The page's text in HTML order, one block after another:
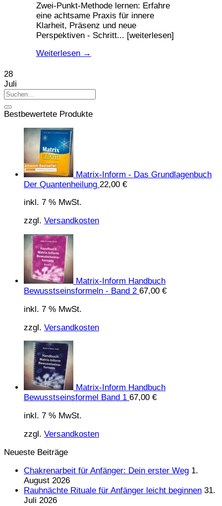
Zwei-Punkt-Methode lernen: Erfahre
eine achtsame Praxis für innere
Klarheit, Präsenz und neue
Perspektiven - Schritt... [weiterlesen]
Weiterlesen →
28
Juli
Bestbewertete Produkte
Matrix-Inform - Das Grundlagenbuch
Der Quantenheilung 22,00 €
inkl. 7 % MwSt.
zzgl. Versandkosten
Matrix-Inform Handbuch
Bewusstseinsformeln - Band 2 67,00 €
inkl. 7 % MwSt.
zzgl. Versandkosten
Matrix-Inform Handbuch
Bewusstseinsformel Band 1 67,00 €
inkl. 7 % MwSt.
zzgl. Versandkosten
Neueste Beiträge
Chakrenarbeit für Anfänger: Dein erster Weg 1.
August 2026
Rauhnächte Rituale für Anfänger leicht beginnen 31.
Juli 2026